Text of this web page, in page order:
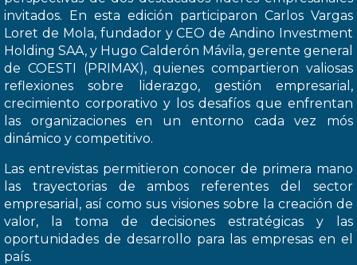
invitados. En esta edición participaron Carlos Vargas
Loret de Mola, fundador y CEO de Andino Investment
Holding SAA, y Hugo Calderón Mávila, gerente general
de COESTI (PRIMAX), quienes compartieron valiosas
reflexiones sobre liderazgo, gestión empresarial,
crecimiento corporativo y los desafíos que enfrentan
las organizaciones en un entorno cada vez mós
dinámico y competitivo.
Las entrevistas permitieron conocer de primera mano
las trayectorias de ambos referentes del sector
empresarial, así como sus visiones sobre la creación de
valor, la toma de decisiones estratégicas y las
oportunidades de desarrollo para las empresas en el
país.